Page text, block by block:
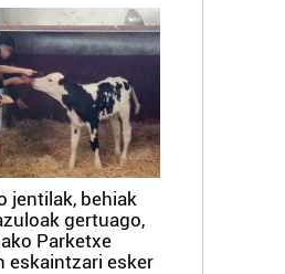
jentilak, behiak
gertuago,
Parketxe
eskaintzari esker